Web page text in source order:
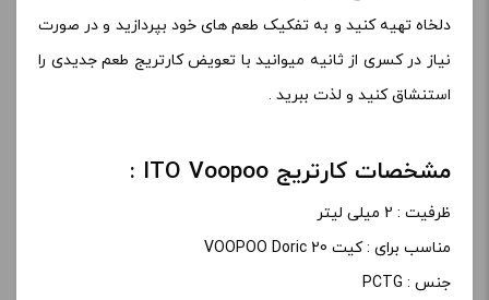
دلخاه تهیه کنید و به تفکیک طعم های خود بپردازید و در صورت
نیاز در کسری از ثانیه میوانید با تعویض کارتریج طعم جدیدی را
استنشاق کنید و لذت ببرید .
مشخصات کارتریج ITO Voopoo :
ظرفیت : 2 میلی لیتر
مناسب برای : کیت VOOPOO Doric 20
جنس : PCTG